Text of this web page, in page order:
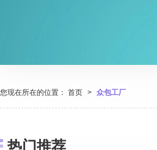
您现在所在的位置： 首页 > 众包工厂
热门推荐